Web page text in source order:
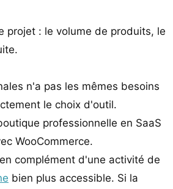
projet : le volume de produits, le
n'a pas les mêmes besoins
le choix d'outil.
professionnelle en SaaS
WooCommerce.
complément d'une activité de
bien plus accessible. Si la